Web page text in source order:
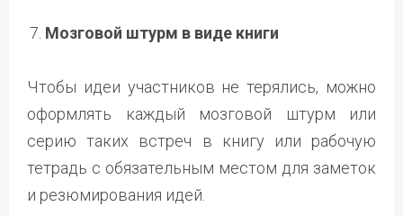
Мозговой штурм в виде книги
Чтобы идеи участников не терялись, можно
оформлять каждый мозговой штурм или
серию таких встреч в книгу или рабочую
тетрадь с обязательным местом для заметок
и резюмирования идей.